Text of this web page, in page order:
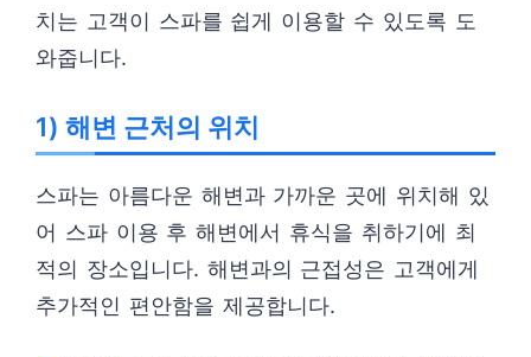
치는 고객이 스파를 쉽게 이용할 수 있도록 도
와줍니다.
1) 해변 근처의 위치
스파는 아름다운 해변과 가까운 곳에 위치해 있
어 스파 이용 후 해변에서 휴식을 취하기에 최
적의 장소입니다. 해변과의 근접성은 고객에게
추가적인 편안함을 제공합니다.